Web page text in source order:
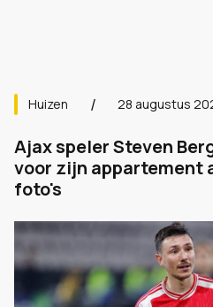
Huizen 28 augustus
Ajax speler Steven
voor zijn appartement
foto's